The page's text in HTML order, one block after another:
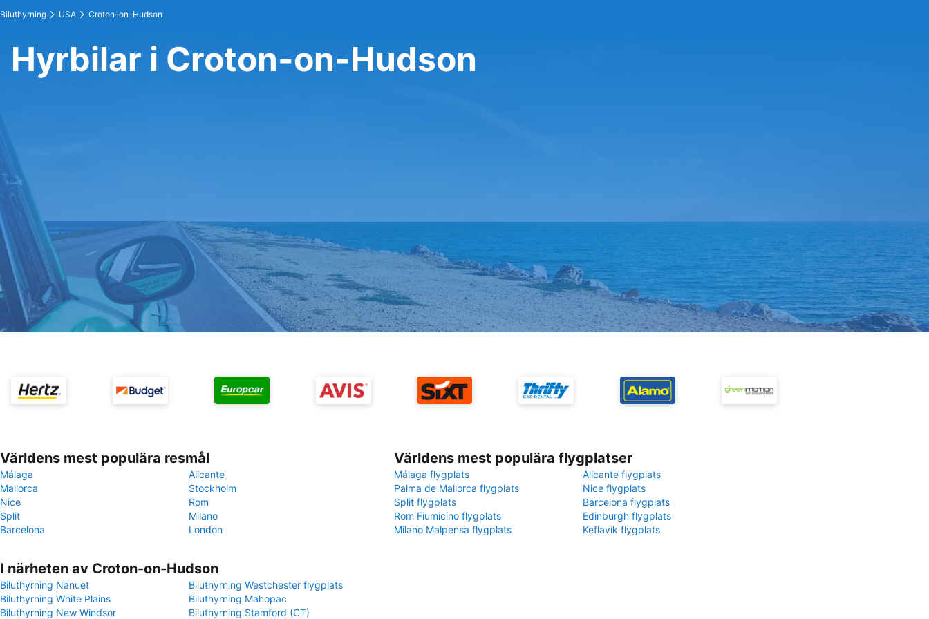
Biluthyrning USA Croton-on-Hudson
Hyrbilar i Croton-on-Hudson
Världens mest populära resmål
Málaga
Alicante
Mallorca
Stockholm
Nice
Rom
Split
Milano
Barcelona
London
Världens mest populära flygplatser
Málaga flygplats
Alicante flygplats
Palma de Mallorca flygplats
Nice flygplats
Split flygplats
Barcelona flygplats
Rom Fiumicino flygplats
Edinburgh flygplats
Milano Malpensa flygplats
Keflavík flygplats
I närheten av Croton-on-Hudson
Biluthyrning Nanuet
Biluthyrning Westchester flygplats
Biluthyrning White Plains
Biluthyrning Mahopac
Biluthyrning New Windsor
Biluthyrning Stamford (CT)